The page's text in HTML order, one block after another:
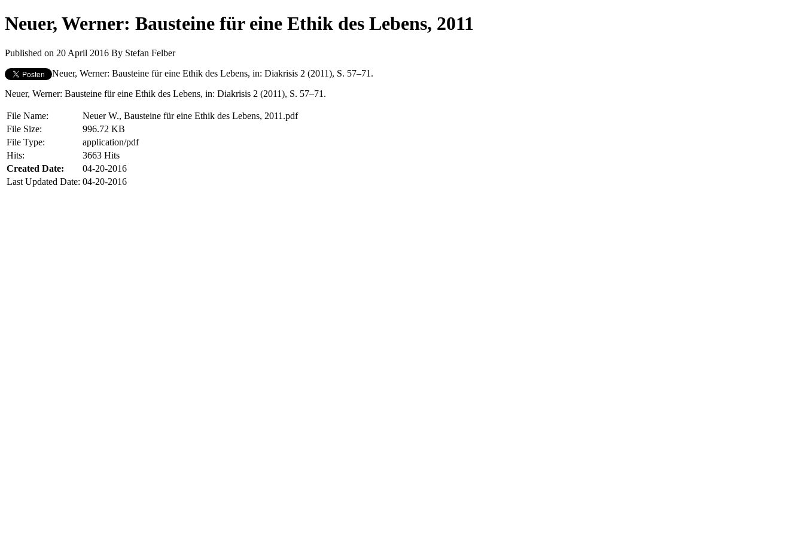
Neuer, Werner: Bausteine für eine Ethik des Lebens, 2011
Published on 20 April 2016 By Stefan Felber
Neuer, Werner: Bausteine für eine Ethik des Lebens, in: Diakrisis 2 (2011), S. 57–71.
Neuer, Werner: Bausteine für eine Ethik des Lebens, in: Diakrisis 2 (2011), S. 57–71.
File Name:
Neuer W., Bausteine für eine Ethik des Lebens, 2011.pdf
File Size:
996.72 KB
File Type:
application/pdf
Hits:
3663 Hits
Created Date:
04-20-2016
Last Updated Date: 04-20-2016